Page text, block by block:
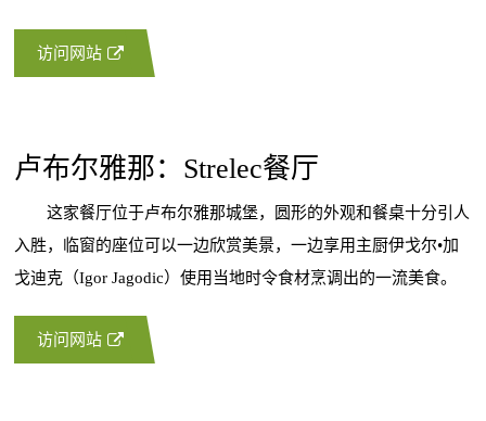
访问网站
卢布尔雅那：Strelec餐厅
这家餐厅位于卢布尔雅那城堡，圆形的外观和餐桌十分引人
入胜，临窗的座位可以一边欣赏美景，一边享用主厨伊戈尔•加
戈迪克（Igor Jagodic）使用当地时令食材烹调出的一流美食。
访问网站